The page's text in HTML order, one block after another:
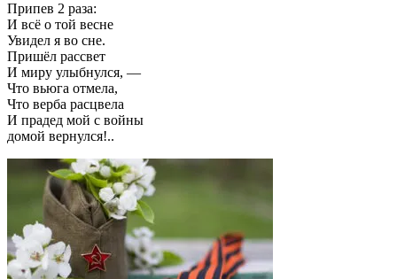
Припев 2 раза:
И всё о той весне
Увидел я во сне.
Пришёл рассвет
И миру улыбнулся, —
Что вьюга отмела,
Что верба расцвела
И прадед мой с войны
домой вернулся!..